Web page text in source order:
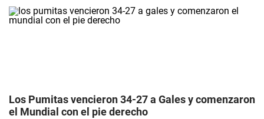
Los Pumitas vencieron 34-27 a Gales y comenzaron
el Mundial con el pie derecho